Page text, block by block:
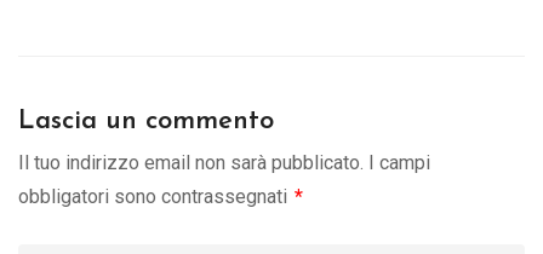
Lascia un commento
Il tuo indirizzo email non sarà pubblicato. I campi
obbligatori sono contrassegnati *